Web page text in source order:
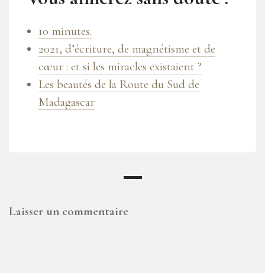
10 minutes.
2021, d’écriture, de magnétisme et de
cœur : et si les miracles existaient ?
Les beautés de la Route du Sud de
Madagascar
Laisser un commentaire